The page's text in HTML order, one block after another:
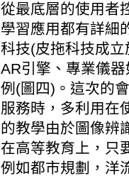
從最底層的使用者
學習應用都有詳細
科技(皮拖科技成
AR引擎、專業儀
例(圖四)。這次的
服務時，多利用在
的教學由於圖像辨
在高等教育上，只
例如都市規劃，洋